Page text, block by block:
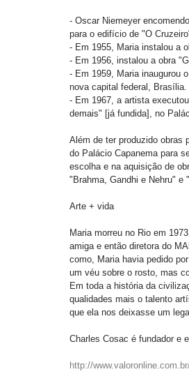
- Oscar Niemeyer
para o edifício de "O
- Em 1955, Maria instalou a
- Em 1956, instalou a obra
- Em 1959, Maria inaugurou
nova capital federal, Brasília.
- Em 1967, a artista
demais" [já fundida], no
Além de ter produzido obras
do Palácio Capanema para
escolha e na aquisição de
"Brahma, Gandhi e Nehru" e
Arte + vida
Maria morreu no Rio em
amiga e então diretora do
como, Maria havia pedido
um véu sobre o rosto, mas
Em toda a história da
qualidades mais o talento
que ela nos deixasse um
Charles Cosac é fundador e
http://